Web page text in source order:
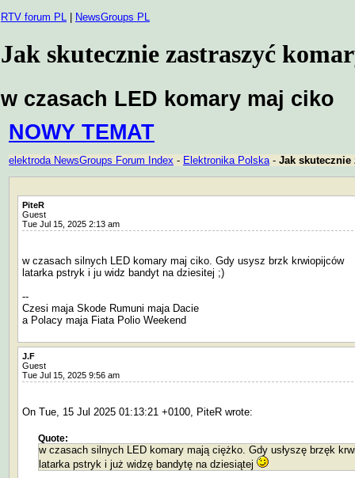
RTV forum PL NewsGroups PL
Jak skutecznie zastraszyć
w czasach LED komary maj ciko
NOWY TEMAT
elektroda NewsGroups Forum Index - Elektronika Polska- Jak skutecznie
PiteR
Guest
Tue Jul 15, 2025 2:13 am
w czasach silnych LED komary maj ciko. Gdy usysz brzk krwiopijców
latarka pstryk i ju widz bandyt na dziesitej ;)
--
Czesi maja Skode Rumuni maja Dacie
a Polacy maja Fiata Polio Weekend
J.F
Guest
Tue Jul 15, 2025 9:56 am
On Tue, 15 Jul 2025 01:13:21 +0100, PiteR wrote:
Quote:
w czasach silnych LED komary mają ciężko. Gdy usłyszę brzęk
latarka pstryk i już widzę bandytę na dziesiątej